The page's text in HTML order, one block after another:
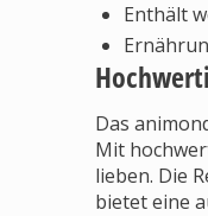
Enthält
Das
Mit
lieben. Die
bietet eine